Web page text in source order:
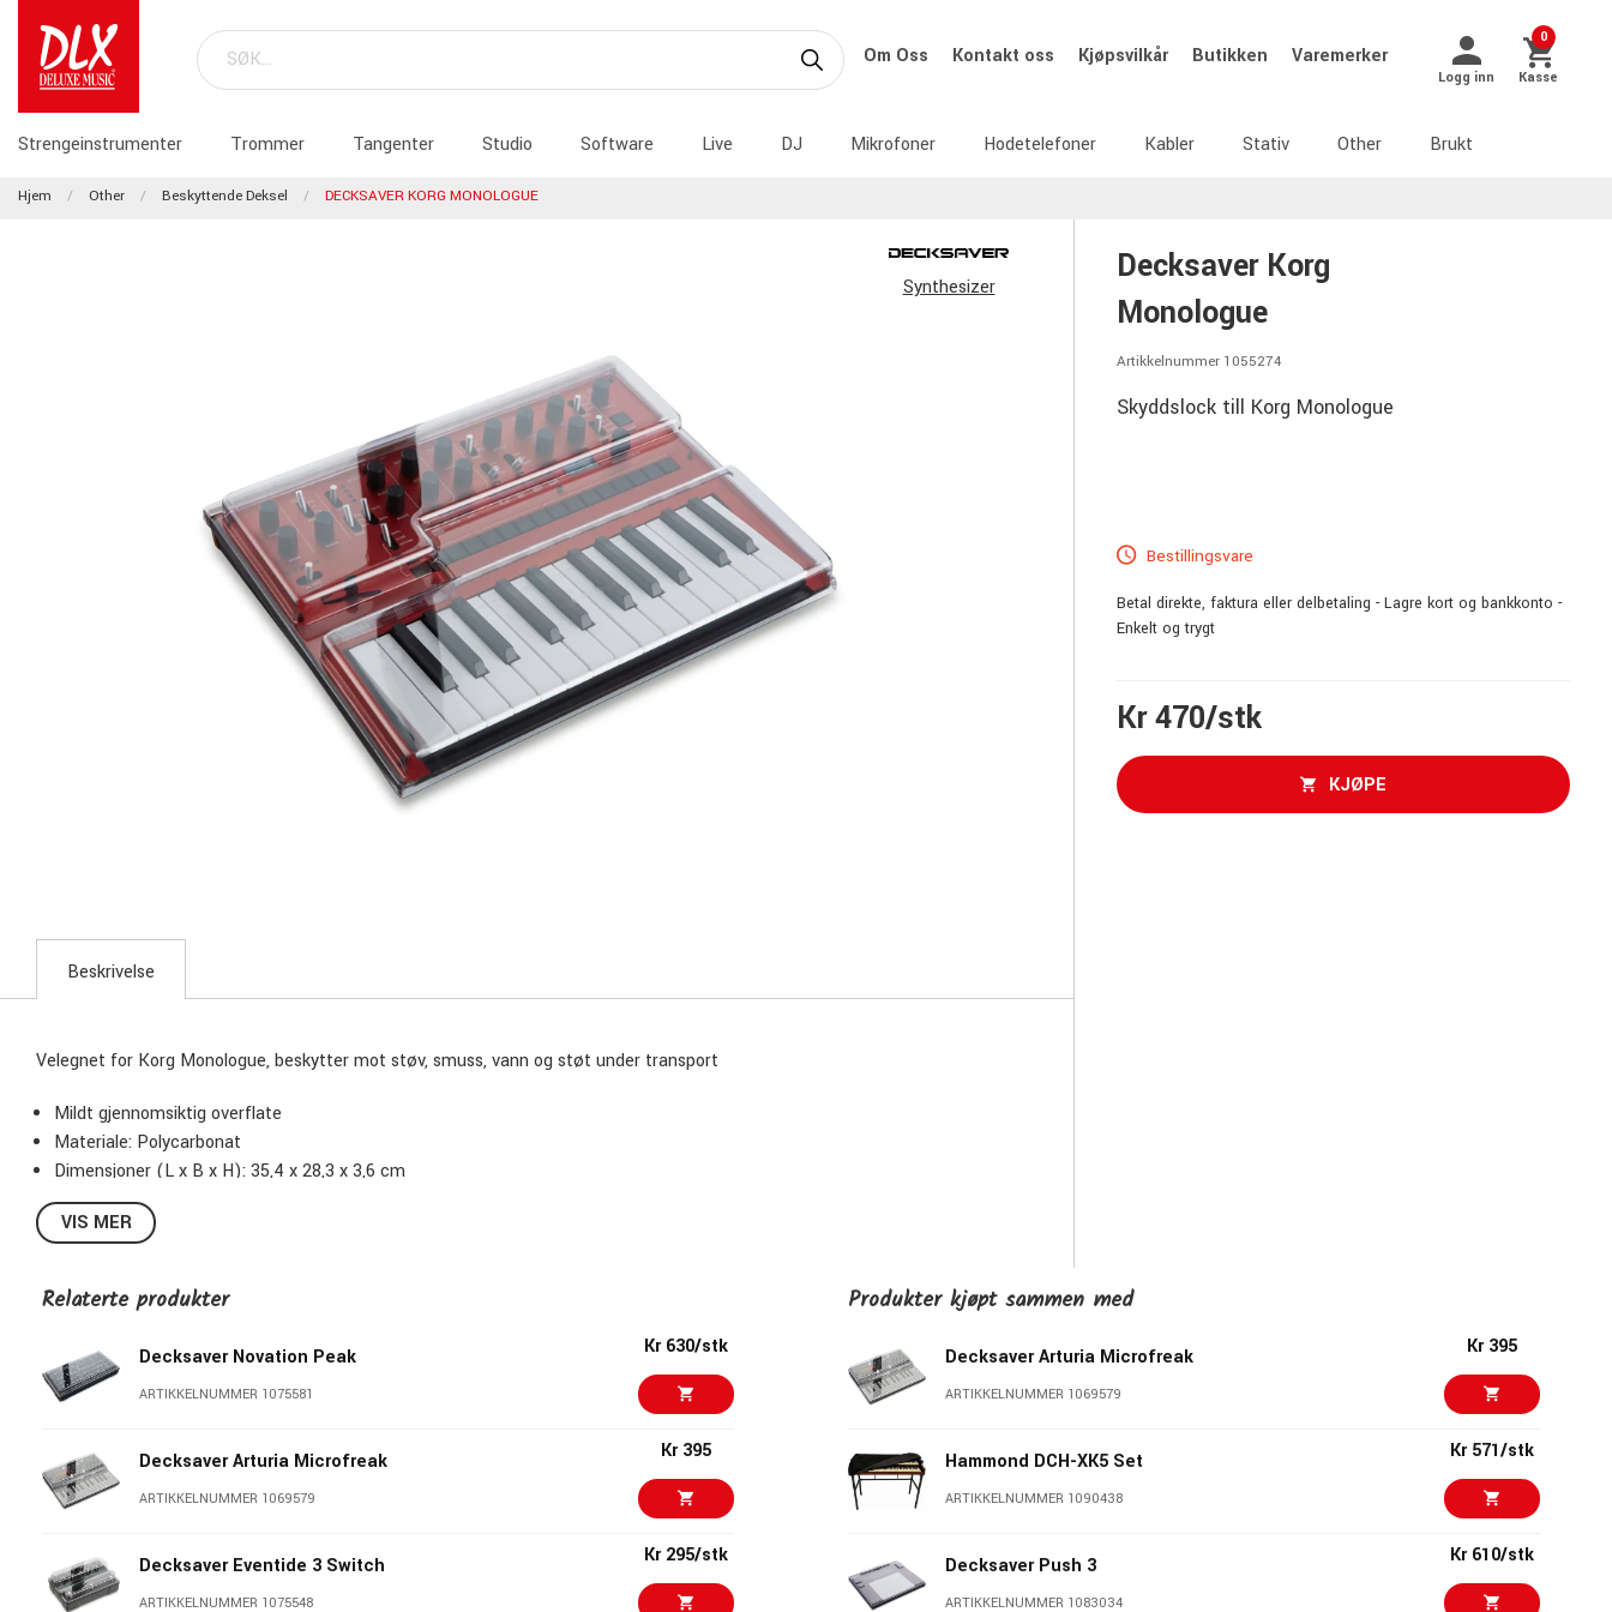
Om Oss Kontakt oss Kjøpsvilkår Butikken Varemerker
Logg inn
0
Kasse
Strengeinstrumenter Trommer Tangenter Studio Software Live DJ Mikrofoner Hodetelefoner Kabler Stativ Other Brukt
Hjem Other Beskyttende Deksel DECKSAVER KORG MONOLOGUE
Synthesizer
Decksaver Korg
Monologue
Artikkelnummer 1055274
Skyddslock till Korg Monologue
Bestillingsvare
Betal direkte, faktura eller delbetaling - Lagre kort og bankkonto -
Enkelt og trygt
Kr 470/stk
KJØPE
Beskrivelse
Velegnet for Korg Monologue, beskytter mot støv, smuss, vann og støt under transport
Mildt gjennomsiktig overflate
Materiale: Polycarbonat
Dimensjoner (L x B x H): 35,4 x 28,3 x 3,6 cm
Vekt: 0,6 kg
VIS MER
Relaterte produkter
Decksaver Novation Peak
ARTIKKELNUMMER 1075581
Kr 630/stk
Decksaver Arturia Microfreak
ARTIKKELNUMMER 1069579
Kr 395
Decksaver Eventide 3 Switch
ARTIKKELNUMMER 1075548
Kr 295/stk
Produkter kjøpt sammen med
Decksaver Arturia Microfreak
ARTIKKELNUMMER 1069579
Kr 395
Hammond DCH-XK5 Set
ARTIKKELNUMMER 1090438
Kr 571/stk
Decksaver Push 3
ARTIKKELNUMMER 1083034
Kr 610/stk